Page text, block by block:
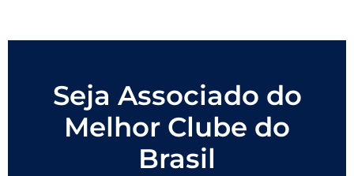
Seja Associado do
Melhor Clube do
Brasil